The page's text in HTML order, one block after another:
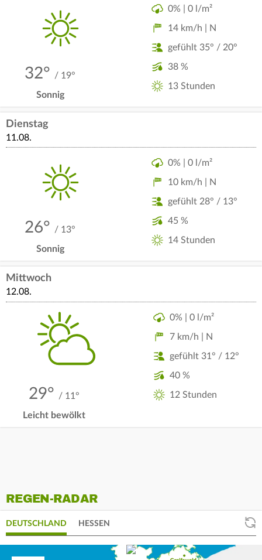
32° / 19°
Sonnig
0% | 0 l/m²
14 km/h | N
gefühlt 35° / 20°
38 %
13 Stunden
Dienstag
11.08.
26° / 13°
Sonnig
0% | 0 l/m²
10 km/h | N
gefühlt 28° / 13°
45 %
14 Stunden
Mittwoch
12.08.
29° / 11°
Leicht bewölkt
0% | 0 l/m²
7 km/h | N
gefühlt 31° / 12°
40 %
12 Stunden
REGEN-RADAR
DEUTSCHLAND HESSEN